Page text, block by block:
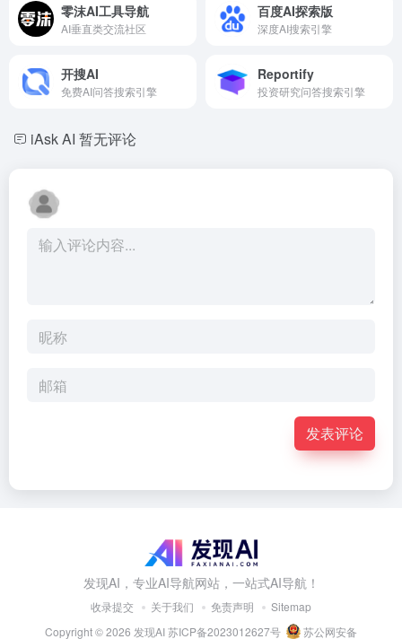
零沫AI工具导航
AI垂直类交流社区
百度AI探索版
深度AI搜索引擎
开搜AI
免费AI问答搜索引擎
Reportify
投资研究问答搜索引擎
iAsk AI 暂无评论
发表评论
发现AI，专业AI导航网站，一站式AI导航！
收录提交 关于我们 免责声明
Sitemap
Copyright © 2026 发现AI苏ICP备2023012627号 苏公网安备